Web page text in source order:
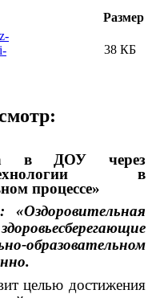
Размер
38 КБ
в ДОУ через
технологии в
процессе»
образовательном
целью достижения